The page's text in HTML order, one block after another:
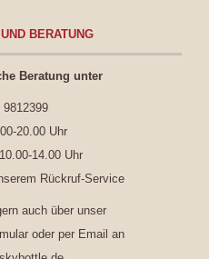
BERATUNG
Beratung unter
20.00 Uhr
14.00 Uhr
Rückruf-Service
auch über unser
oder per Email an